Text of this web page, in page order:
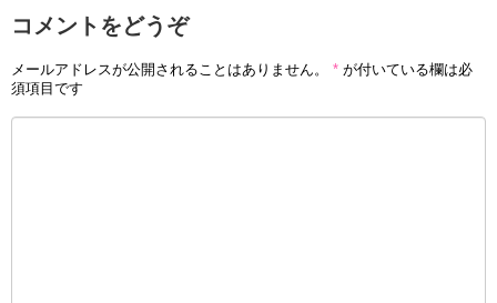
コメントをどうぞ
メールアドレスが公開されることはありません。 * が付いている欄は必
須項目です